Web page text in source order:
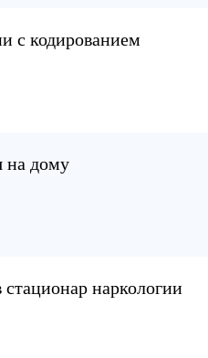
с кодированием
на дому
стационар наркологии